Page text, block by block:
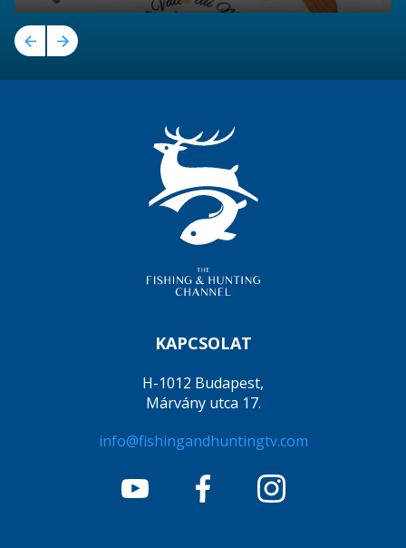
KAPCSOLAT
H-1012 Budapest,
Márvány utca 17.
info@fishingandhuntingtv.com